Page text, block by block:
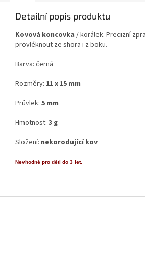
Detailní popis produktu
Kovová koncovka / korálek. Precizní
provléknout ze shora i z boku.
Barva: černá
Rozměry: 11 x 15 mm
Průvlek: 5 mm
Hmotnost: 3 g
Složení: nekorodující kov
Nevhodné pro děti do 3 let.